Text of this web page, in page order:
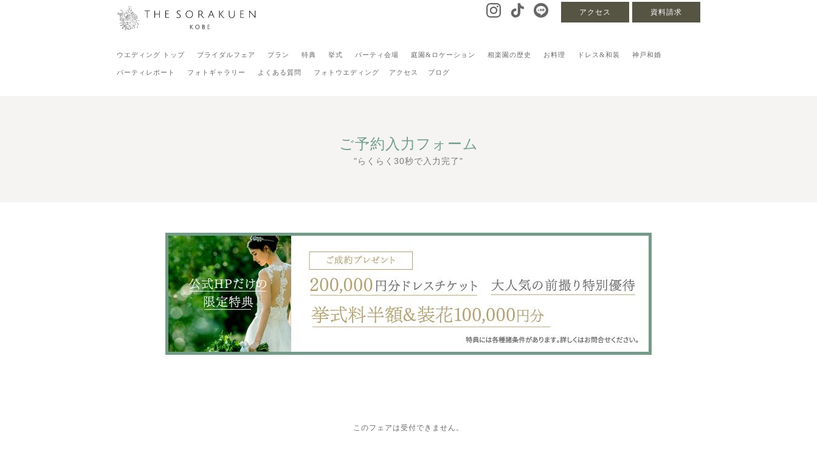
資料請求
アクセス
ウエディング トップ ブライダルフェア プラン 特典 挙式 パーティ会場 庭園&ロケーション 相楽園の歴史 お料理 ドレス&和装 神戸和婚
パーティレポート フォトギャラリー よくある質問 フォトウエディング アクセス ブログ
ご予約入力フォーム
"らくらく30秒で入力完了"
このフェアは受付できません。